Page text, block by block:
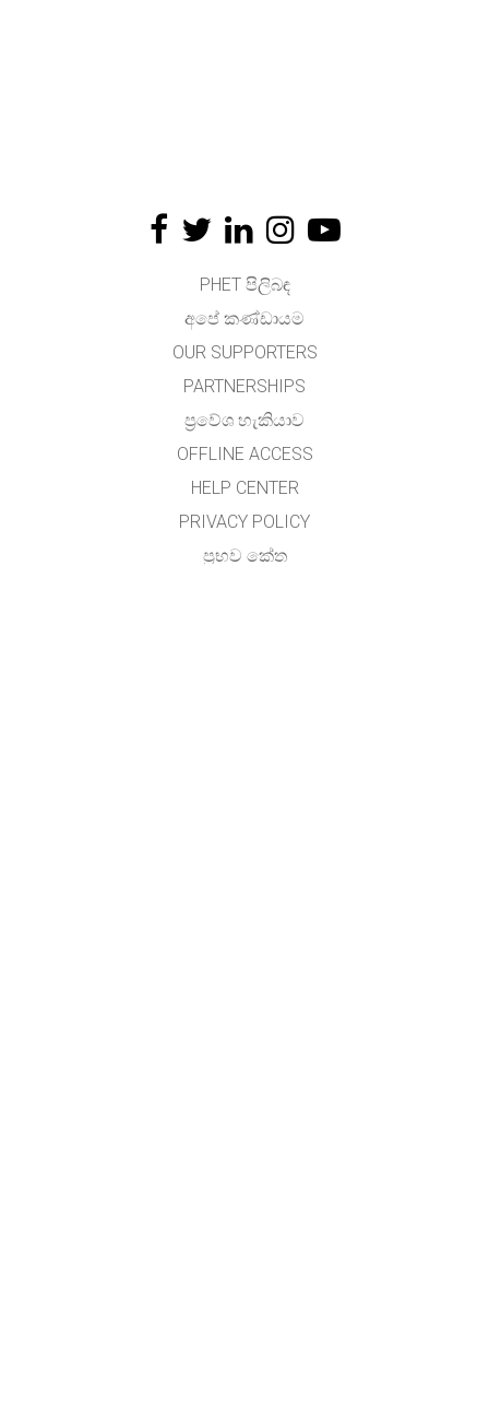
PHET පිලිබඳ
අපේ කණ්ඩායම
OUR SUPPORTERS
PARTNERSHIPS
ප්‍රවේශ හැකියාව
OFFLINE ACCESS
HELP CENTER
PRIVACY POLICY
ප්‍රභව කේත